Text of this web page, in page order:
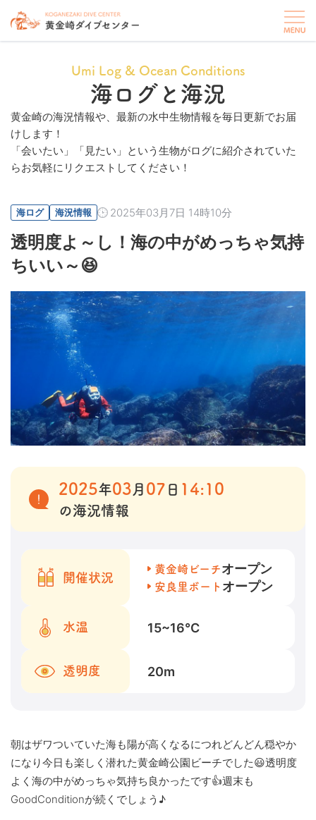
Umi Log & Ocean Conditions
海ログと海況
黄金崎の海況情報や、最新の水中生物情報を毎日更新でお届
けします！
「会いたい」「見たい」という生物がログに紹介されていた
らお気軽にリクエストしてください！
海ログ 海況情報 2025年03月7日 14時10分
透明度よ～し！海の中がめっちゃ気持
ちいい～😆
2025年03 月 07 日 14:10
の海況情報
開催状況
黄金崎ビーチオープン
安良里ボート オープン
水温 15~16℃
透明度 20m
朝はザワついていた海も陽が高くなるにつれどんどん穏やか
になり今日も楽しく潜れた黄金崎公園ビーチでした😃透明度
よく海の中がめっちゃ気持ち良かったです👍週末も
GoodConditionが続くでしょう♪